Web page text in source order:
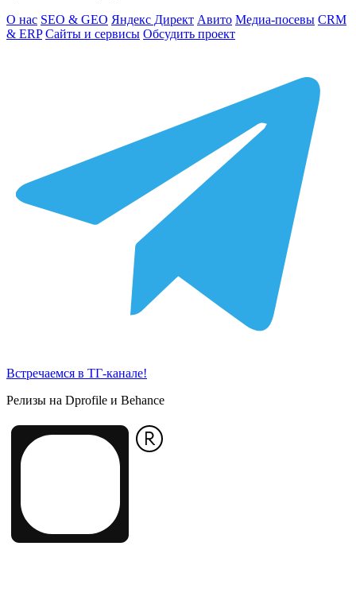
О нас SEO & GEO Яндекс Директ Авито Медиа-посевы CRM
& ERP Сайты и сервисы Обсудить проект
Встречаемся в ТГ-канале!
Релизы на Dprofile и Behance